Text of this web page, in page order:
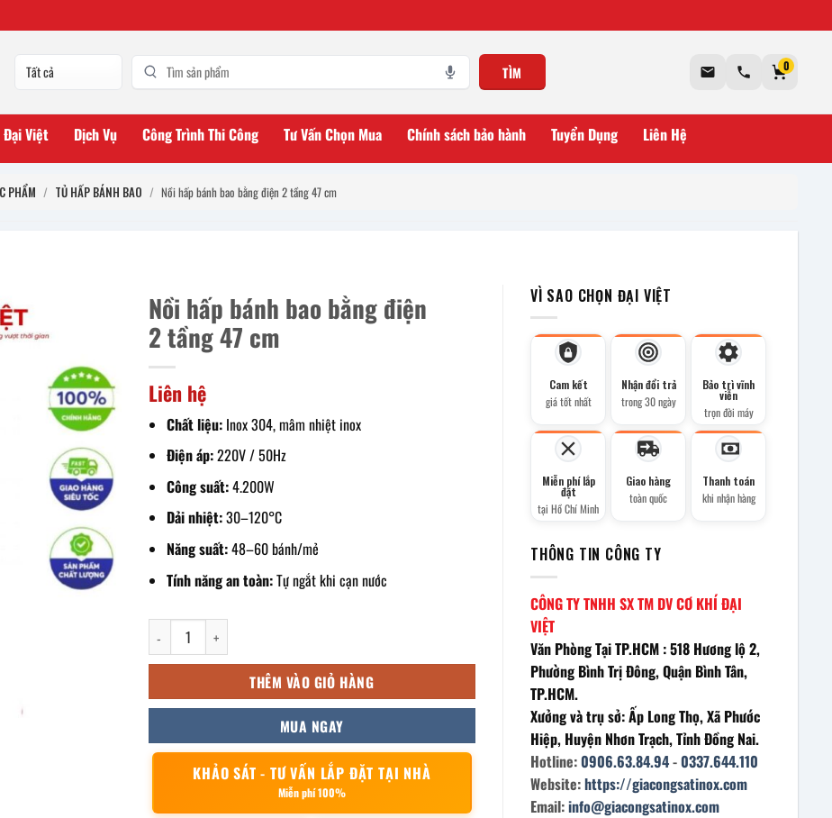
TÌM 0
Đại Việt Dịch Vụ Công Trình Thi Công Tư Vấn Chọn Mua Chính sách bảo hành Tuyển Dụng Liên Hệ
PHẨM / TỦ HẤP BÁNH BAO / Nồi hấp bánh bao bằng điện 2 tầng 47 cm
Nồi hấp bánh bao bằng điện
2 tầng 47 cm
Liên hệ
Chất liệu: Inox 304, mâm nhiệt inox
Điện áp:220V / 50Hz
Công suất:4.200W
Dải nhiệt:30–120°C
Năng suất:48–60 bánh/mẻ
Tính năng an toàn:Tự ngắt khi cạn nước
Nồi hấp bánh bao bằng điện 2 tầng 47 cm số lượng
THÊM VÀO GIỎ HÀNG
MUA NGAY
KHẢO SÁT - TƯ VẤN LẮP ĐẶT TẠI NHÀ
Miễn phí 100%
VÌ SAO CHỌN ĐẠI VIỆT
Cam kết
giá tốt nhất
Nhận đổi trả
trong 30 ngày
Bảo trì vĩnh
viễn
trọn đời máy
Miễn phí lắp
đặt
tại Hồ Chí Minh
Giao hàng
toàn quốc
Thanh toán
khi nhận hàng
THÔNG TIN CÔNG TY
CÔNG TY TNHH SX TM DV CƠ KHÍ ĐẠI
VIỆT
Văn Phòng Tại TP.HCM : 518 Hương lộ 2,
Phường Bình Trị Đông, Quận Bình Tân,
TP.HCM.
Xưởng và trụ sở: Ấp Long Thọ, Xã Phước
Hiệp, Huyện Nhơn Trạch, Tỉnh Đồng Nai.
Hotline:0906.63.84.94-0337.644.110
Website:https://giacongsatinox.com
Email:info@giacongsatinox.com